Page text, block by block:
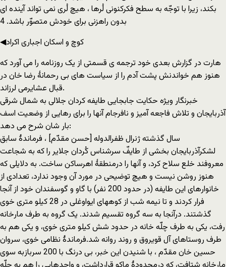
بکند، زیرا با توجّه به سطح فکرکنونی لُرها ، هیچ لُری نمی تواند آینده ای
بدون راهزنی برای خودش متصوّر باشد. 4
◀کوچ و اسکان اجباری اکراد
هارت در گزارش بعدی خود ترجمه ی قسمتی از یک روزنامه را می آورد که
هنوز هم خواندنش پشت آدم را از سیاست های بی رحمانۀ رضا خان در
قبال عشایرمی لرزاند.
خبرنگار ویژه حکایت جابجایی طایفه کردان جلالی به شمال شرقی
آذربایجان و تلاش فاجعه آمیز و نافرجام آنها را برای رهایی از وضعیت اسف
بار شان شرح می دهد:
سال گذشته ژنرال ظفرالدوله [حسن مقدّم] ، فرماندۀ سابق
لشکرآذربایجان بخشی از طایفّ سرشناس کُردان جلایر را که به شجاعت
معروفند خلع سلاح کرد، و آنها را درمنطقۀ اهرساکن ساخت. به دلایلی که
هنوز روشن نیست و هیچ توضیحی در مورد آن وجود ندارد، تعدادی از
خانوارهای این طایفه (در حدود 200 نفر) با گاو و گوسفندان خود از آنجا
فرار کردند و تا نیمه شب از کوههای ایواوغلی در 28 کیلو متری خوی
گذشتند. درآنجا به سه گروه تقسیم شدند. یک گروه به طرف مارخانه
رفت، یکی به طرف چلّه خانه در حدود شش کیلو متری خوی، و یکی هم به
طرف روستاهای آل قویروق و روند روانه شد.فرماندۀ نظامی خوی، سروان
حسین خان مقدّم ، با شنیدن این خبر، بی درنگ با 200 سربازبه سوی